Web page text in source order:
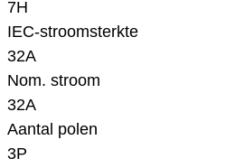
7H
IEC-stroomsterkte
32A
Nom. stroom
32A
Aantal polen
3P